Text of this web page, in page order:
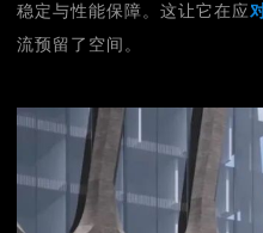
稳定与性能保障。这让它在应
流预留了空间。